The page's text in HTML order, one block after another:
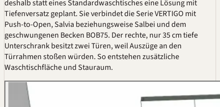
deshalb statt eines Standardwaschtisches eine Lösung mit
Tiefenversatz geplant. Sie verbindet die Serie VERTIGO mit
Push-to-Open, Salvia beziehungsweise Salbei und dem
geschwungenen Becken BOB75. Der rechte, nur 35 cm tiefe
Unterschrank besitzt zwei Türen, weil Auszüge an den
Türrahmen stoßen würden. So entstehen zusätzliche
Waschtischfläche und Stauraum.